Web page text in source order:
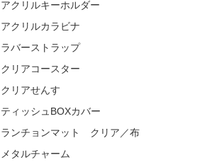
アクリルキーホルダー
アクリルカラビナ
ラバーストラップ
クリアコースター
クリアせんす
ティッシュBOXカバー
ランチョンマット クリア／布
メタルチャーム